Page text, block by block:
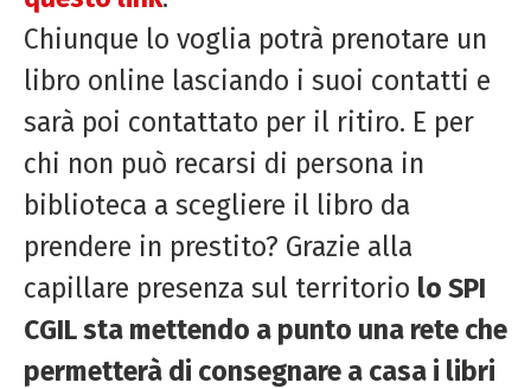
Chiunque lo voglia potrà prenotare un
libro online lasciando i suoi contatti e
sarà poi contattato per il ritiro. E per
chi non può recarsi di persona in
biblioteca a scegliere il libro da
prendere in prestito? Grazie alla
capillare presenza sul territorio lo SPI
CGIL sta mettendo a punto una rete che
permetterà di consegnare a casa i libri